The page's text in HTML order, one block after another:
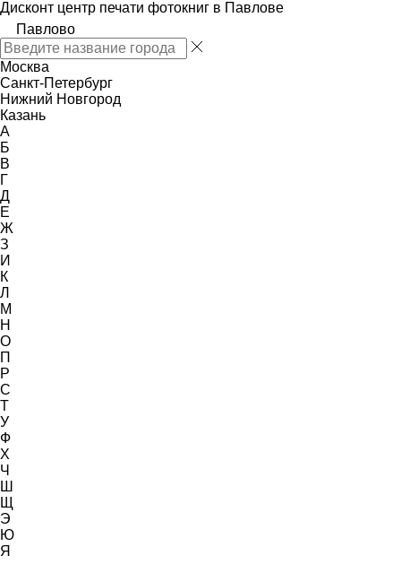
Дисконт центр печати фотокниг в Павлове
Павлово
Москва
Санкт-Петербург
Нижний Новгород
Казань
А
Б
В
Г
Д
Е
Ж
З
И
К
Л
М
Н
О
П
Р
С
Т
У
Ф
Х
Ч
Ш
Щ
Э
Ю
Я